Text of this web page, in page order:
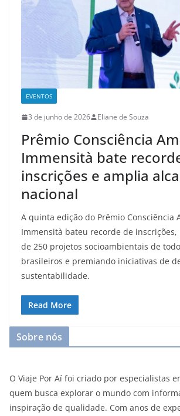
EVENTOS
3 de junho de 2026 Eliane de Souza
Prêmio Consciência
Immensità bate
inscrições e amplia
nacional
A quinta edição do Prêmio Consciência
Immensità bateu recorde de
de 250 projetos socioambientais de
brasileiros e premiando iniciativas de
sustentabilidade.
Read More
Sobre nós
O Viaje Por Aí foi criado por especialistas
quem busca explorar o mundo com
inspiração de qualidade. Com anos de